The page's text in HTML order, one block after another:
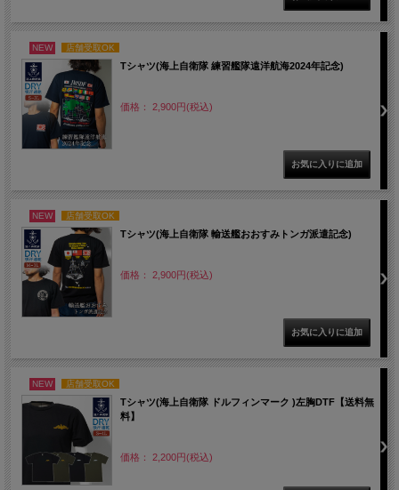
NEW 店舗受取OK
Tシャツ(海上自衛隊 練習艦隊遠洋航海2024年記念)
価格： 2,900円(税込)
NEW 店舗受取OK
Tシャツ(海上自衛隊 輸送艦おおすみトンガ派遣記念)
価格： 2,900円(税込)
NEW 店舗受取OK
Tシャツ(海上自衛隊 ドルフィンマーク )左胸DTF【送料無
料】
価格： 2,200円(税込)